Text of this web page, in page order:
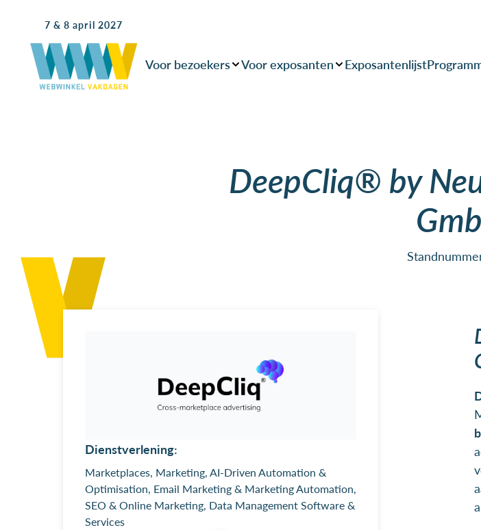
7 & 8 april 2027
Voor bezoekers Voor exposanten Exposantenlijst
DeepCliq® by
Dienstverlening:
Marketplaces, Marketing, AI-Driven Automation &
Optimisation, Email Marketing & Marketing Automation,
SEO & Online Marketing, Data Management Software &
Services